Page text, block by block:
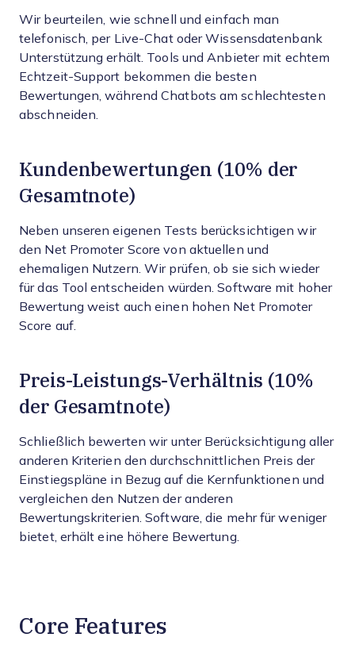
Wir beurteilen, wie schnell und einfach man
telefonisch, per Live-Chat oder Wissensdatenbank
Unterstützung erhält. Tools und Anbieter mit echtem
Echtzeit-Support bekommen die besten
Bewertungen, während Chatbots am schlechtesten
abschneiden.
Kundenbewertungen (10% der
Gesamtnote)
Neben unseren eigenen Tests berücksichtigen wir
den Net Promoter Score von aktuellen und
ehemaligen Nutzern. Wir prüfen, ob sie sich wieder
für das Tool entscheiden würden. Software mit hoher
Bewertung weist auch einen hohen Net Promoter
Score auf.
Preis-Leistungs-Verhältnis (10%
der Gesamtnote)
Schließlich bewerten wir unter Berücksichtigung aller
anderen Kriterien den durchschnittlichen Preis der
Einstiegspläne in Bezug auf die Kernfunktionen und
vergleichen den Nutzen der anderen
Bewertungskriterien. Software, die mehr für weniger
bietet, erhält eine höhere Bewertung.
Core Features